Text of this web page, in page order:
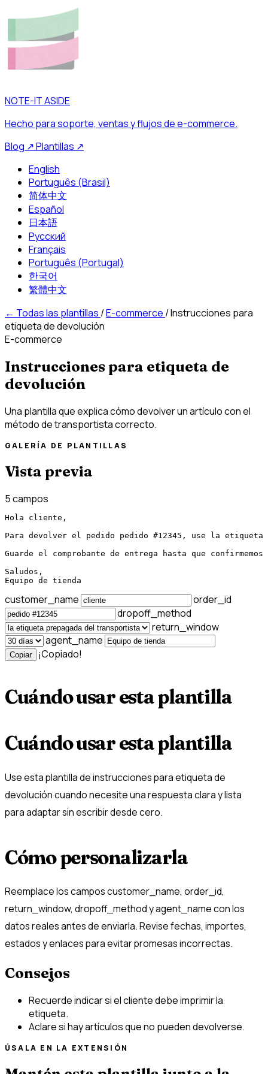
NOTE-IT ASIDE
Hecho para soporte, ventas y flujos de e-commerce.
Blog ↗Plantillas ↗
English
Português (Brasil)
简体中文
Español
日本語
Русский
Français
Português (Portugal)
한국어
繁體中文
← Todas las plantillas /E-commerce /Instrucciones para
etiqueta de devolución
E-commerce
Instrucciones para etiqueta de
devolución
Una plantilla que explica cómo devolver un artículo con el
método de transportista correcto.
GALERÍA DE PLANTILLAS
Vista previa
5 campos
Hola cliente,
Para devolver el pedido pedido #12345, use la
Guarde el comprobante de entrega hasta que
Saludos,
Equipo de tienda
customer_name
order_id
dropoff_method
return_window
agent_name
Copiar ¡Copiado!
Cuándo usar esta plantilla
Cuándo usar esta plantilla
Use esta plantilla de instrucciones para etiqueta de
devolución cuando necesite una respuesta clara y lista
para adaptar sin escribir desde cero.
Cómo personalizarla
Reemplace los campos customer_name, order_id,
return_window, dropoff_method y agent_name con los
datos reales antes de enviarla. Revise fechas, importes,
estados y enlaces para evitar promesas incorrectas.
Consejos
Recuerde indicar si el cliente debe imprimir la
etiqueta.
Aclare si hay artículos que no pueden devolverse.
ÚSALA EN LA EXTENSIÓN